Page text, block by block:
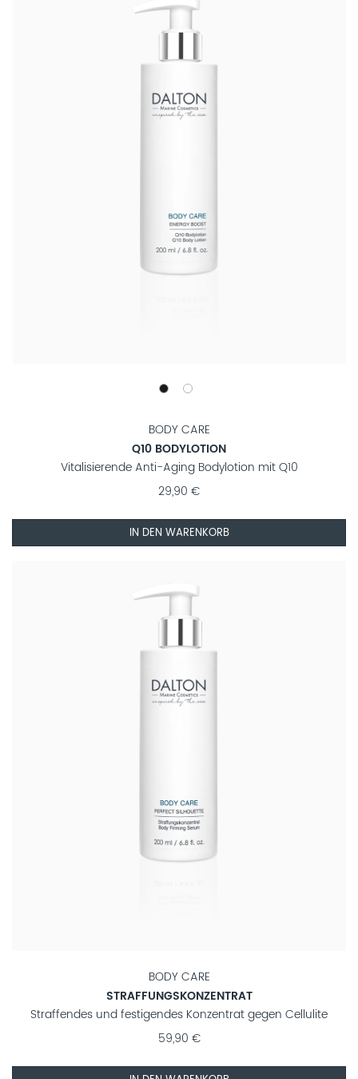
BODY CARE
Q10 BODYLOTION
Vitalisierende Anti-Aging Bodylotion mit Q10
29,90 €
IN DEN WARENKORB
BODY CARE
STRAFFUNGSKONZENTRAT
Straffendes und festigendes Konzentrat gegen Cellulite
59,90 €